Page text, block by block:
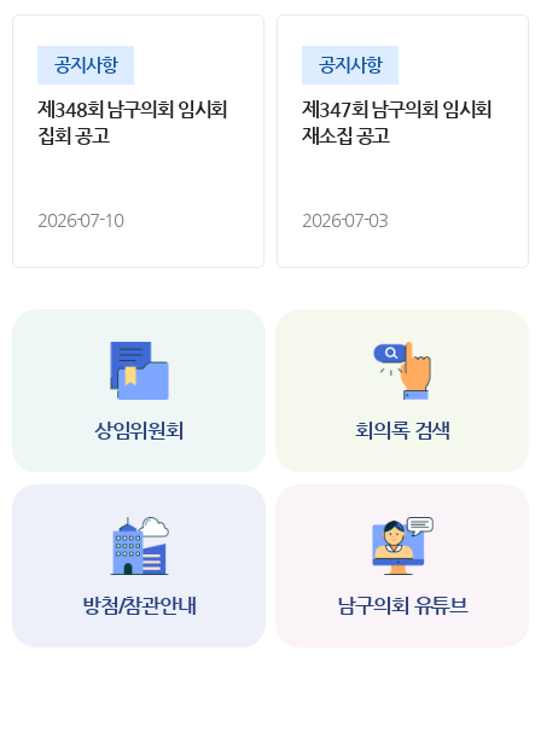
공지사항
제348회 남구의회 임시회
집회 공고
2026-07-10
공지사항
제347회 남구의회 임시회
재소집 공고
2026-07-03
상임위원회 회의록 검색
방첨/참관안내 남구의회 유튜브